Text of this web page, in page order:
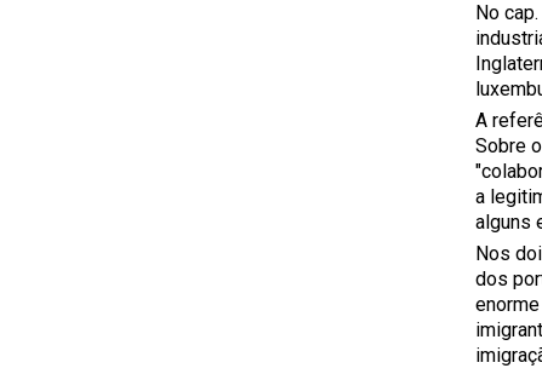
No
A
Sobre
a
alguns
Nos
dos